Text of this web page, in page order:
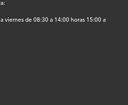
viernes de 08:30 a 14:00 horas 15:00 a